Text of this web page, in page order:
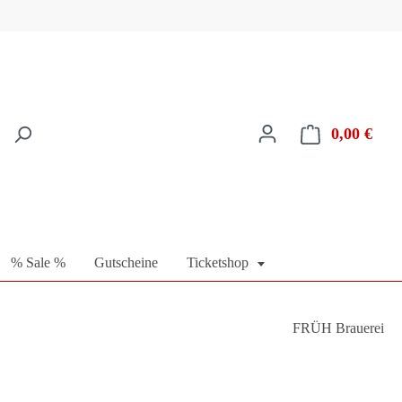
0,00 €
% Sale % Gutscheine Ticketshop
FRÜH Brauerei